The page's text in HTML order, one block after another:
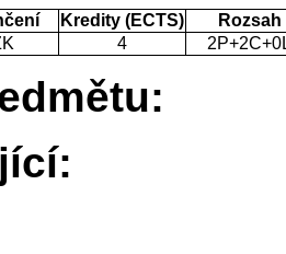
Kredity (ECTS)
Rozsah
4